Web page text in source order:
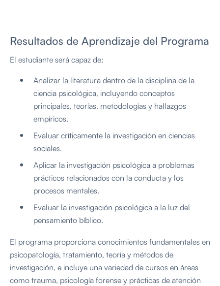
Resultados de Aprendizaje del Programa
El estudiante será capaz de:
Analizar la literatura dentro de la disciplina de la
ciencia psicológica, incluyendo conceptos
principales, teorías, metodologías y hallazgos
empíricos.
Evaluar críticamente la investigación en ciencias
sociales.
Aplicar la investigación psicológica a problemas
prácticos relacionados con la conducta y los
procesos mentales.
Evaluar la investigación psicológica a la luz del
pensamiento bíblico.
El programa proporciona conocimientos fundamentales en
psicopatología, tratamiento, teoría y métodos de
investigación, e incluye una variedad de cursos en áreas
como trauma, psicología forense y prácticas de atención